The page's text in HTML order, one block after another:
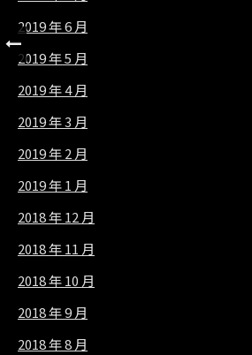
2019 年 6 月
2019 年 5 月
2019 年 4 月
2019 年 3 月
2019 年 2 月
2019 年 1 月
2018 年 12 月
2018 年 11 月
2018 年 10 月
2018 年 9 月
2018 年 8 月